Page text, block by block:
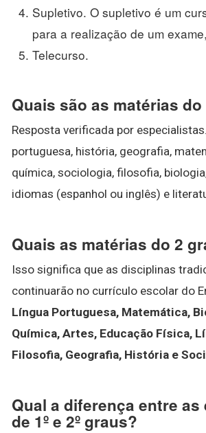
Supletivo. O supletivo é um
para a realização de um
Telecurso.
Quais são as matérias
Resposta verificada por
portuguesa, história, geografia,
química, sociologia, filosofia,
idiomas (espanhol ou inglês) e
Quais as matérias do 2
Isso significa que as disciplinas
continuarão no currículo escolar do
Língua Portuguesa, Matemática,
Química, Artes, Educação Física,
Filosofia, Geografia, História e
Qual a diferença entre as
de 1º e 2º graus?